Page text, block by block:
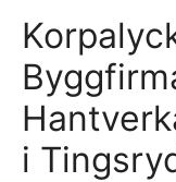
innehåll
i